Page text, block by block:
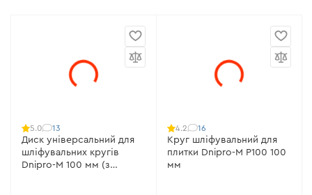
5.0 13
Диск універсальний для
шліфувальних кругів
Dnipro-M 100 мм (з
4.2 16
Круг шліфувальний для
плитки Dnipro-M Р100 100
мм